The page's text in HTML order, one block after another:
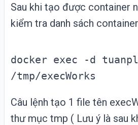
Sau khi tạo được container
kiểm tra danh sách
docker exec -d
/tmp/execWorks
Câu lệnh tạo 1 file tên
thư mục tmp ( Lưu ý là sau